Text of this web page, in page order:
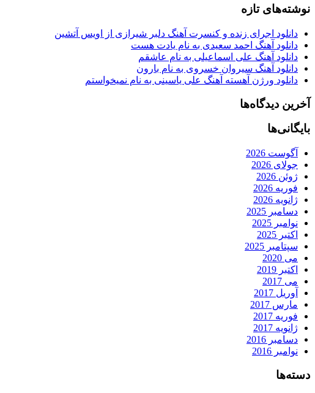
نوشته‌های تازه
دانلود اجرای زنده و کنسرت آهنگ دلبر شیرازی از اویس آتشین
دانلود آهنگ احمد سعیدی به نام یادت هست
دانلود آهنگ علی اسماعیلی به نام عاشقم
دانلود آهنگ سیروان خسروی به نام بارون
دانلود ورژن آهسته آهنگ علی یاسینی به نام نمیخواستم
آخرین دیدگاه‌ها
بایگانی‌ها
آگوست 2026
جولای 2026
ژوئن 2026
فوریه 2026
ژانویه 2026
دسامبر 2025
نوامبر 2025
اکتبر 2025
سپتامبر 2025
می 2020
اکتبر 2019
می 2017
آوریل 2017
مارس 2017
فوریه 2017
ژانویه 2017
دسامبر 2016
نوامبر 2016
دسته‌ها